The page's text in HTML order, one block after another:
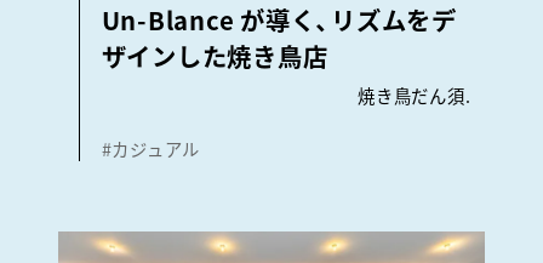
Un-Blance が導く、リズムをデ
ザインした焼き鳥店
焼き鳥だん須.
#カジュアル